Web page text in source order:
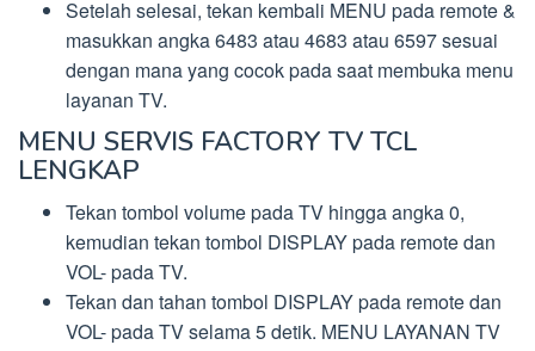
Setelah selesai, tekan kembali MENU pada remote &
masukkan angka 6483 atau 4683 atau 6597 sesuai
dengan mana yang cocok pada saat membuka menu
layanan TV.
MENU SERVIS FACTORY TV TCL
LENGKAP
Tekan tombol volume pada TV hingga angka 0,
kemudian tekan tombol DISPLAY pada remote dan
VOL- pada TV.
Tekan dan tahan tombol DISPLAY pada remote dan
VOL- pada TV selama 5 detik. MENU LAYANAN TV